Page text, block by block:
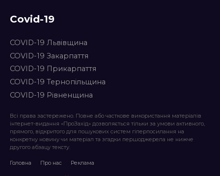
Covid-19
COVID-19 Львівщина
COVID-19 Закарпаття
COVID-19 Прикарпаття
COVID-19 Тернопільщина
COVID-19 Рівненщина
Всі права застережено. Повне або часткове використання матеріалів
інтернет-видання «ПроЗахід» дозволяється тільки за умови активного,
прямого, відкритого для пошукових систем гіперпосилання на
конкретну новину чи матеріал та згадки першоджерела не нижче
другого абзацу тексту.
Головна Про нас Реклама